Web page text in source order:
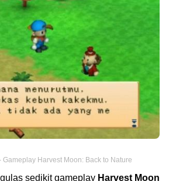
Gameplay Harvest Moon: Back to Nature
sedikit gameplay Harvest Moon